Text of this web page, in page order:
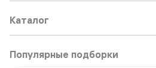
Каталог
Популярные подборки